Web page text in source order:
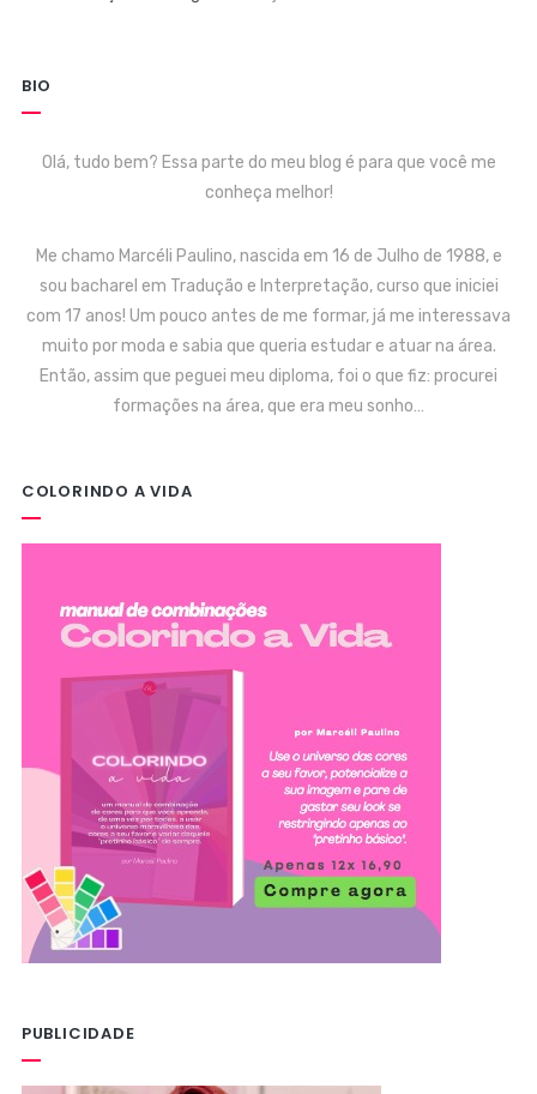
BIO
Olá, tudo bem? Essa parte do meu blog é para que você me
conheça melhor!
Me chamo Marcéli Paulino, nascida em 16 de Julho de 1988, e
sou bacharel em Tradução e Interpretação, curso que iniciei
com 17 anos! Um pouco antes de me formar, já me interessava
muito por moda e sabia que queria estudar e atuar na área.
Então, assim que peguei meu diploma, foi o que fiz: procurei
formações na área, que era meu sonho…
COLORINDO A VIDA
PUBLICIDADE